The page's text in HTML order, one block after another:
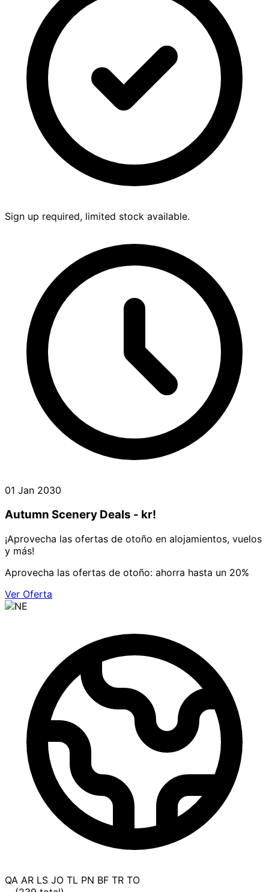
Sign up required, limited stock available.
01 Jan 2030
Autumn Scenery Deals - kr!
¡Aprovecha las ofertas de otoño en alojamientos, vuelos
y más!
Aprovecha las ofertas de otoño: ahorra hasta un 20%
Ver Oferta
QA AR LS JO TL PN BF TR TO